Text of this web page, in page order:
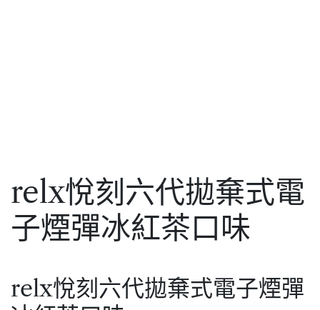
relx悅刻六代拋棄式電
子煙彈冰紅茶口味
relx悅刻六代拋棄式電子煙彈